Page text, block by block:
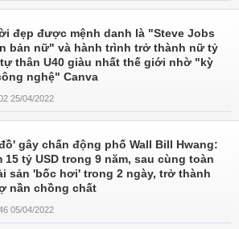
đẹp được mệnh danh là "Steve Jobs
bản nữ" và hành trình trở thành nữ tỷ
thân U40 giàu nhất thế giới nhờ "kỳ
nghệ" Canva
25/04/2022
gây chấn động phố Wall Bill Hwang:
15 tỷ USD trong 9 năm, sau cùng toàn
sản 'bốc hơi' trong 2 ngày, trở thành
nần chồng chất
05/04/2022